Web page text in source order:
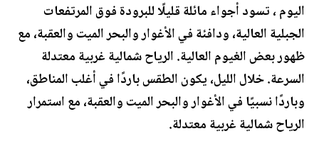
اليوم ، تسود أجواء مائلة قليلًا للبرودة فوق المرتفعات
الجبلية العالية، ودافئة في الأغوار والبحر الميت والعقبة، مع
ظهور بعض الغيوم العالية. الرياح شمالية غربية معتدلة
السرعة. خلال الليل، يكون الطقس باردًا في أغلب المناطق،
وباردًا نسبيًا في الأغوار والبحر الميت والعقبة، مع استمرار
الرياح شمالية غربية معتدلة.